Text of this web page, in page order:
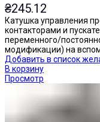
₴245.12
Катушка управления
контакторами и
переменного/
модификации) на
Добавить в список
В корзину
Просмотр